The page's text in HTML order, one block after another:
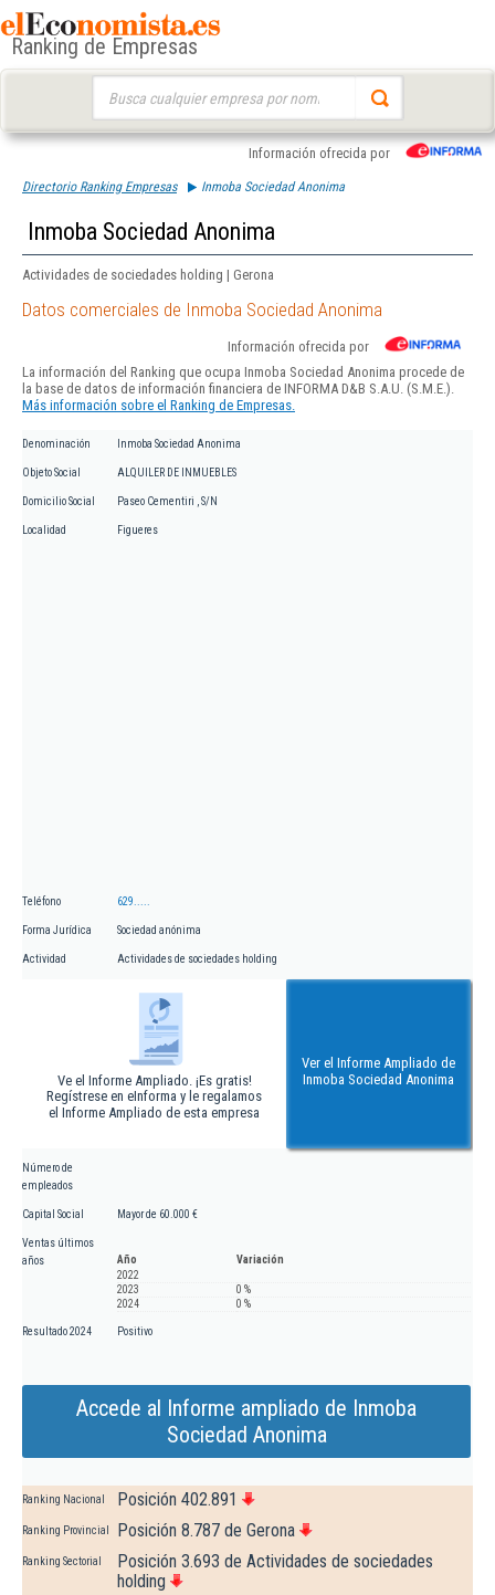
Ranking de Empresas
Información ofrecida por
Directorio Ranking Empresas Inmoba Sociedad Anonima
Inmoba Sociedad Anonima
Actividades de sociedades holding | Gerona
Datos comerciales de Inmoba Sociedad Anonima
Información ofrecida por
La información del Ranking que ocupa Inmoba Sociedad Anonima procede de
la base de datos de información financiera de INFORMA D&B S.A.U. (S.M.E.).
Más información sobre el Ranking de Empresas.
Denominación Inmoba Sociedad Anonima
Objeto Social ALQUILER DE INMUEBLES
Domicilio Social Paseo Cementiri , S/N
Localidad Figueres
Teléfono 629.....
Forma Jurídica Sociedad anónima
Actividad Actividades de sociedades holding
Ve el Informe Ampliado. ¡Es gratis!
Regístrese en eInforma y le regalamos
el Informe Ampliado de esta empresa
Ver el Informe Ampliado de
Inmoba Sociedad Anonima
Número de
empleados
Capital Social Mayor de 60.000 €
Ventas últimos
años
Año
Variación
2022
2023
0 %
2024
0 %
Resultado 2024 Positivo
Accede al Informe ampliado de Inmoba
Sociedad Anonima
Ranking Nacional Posición 402.891
Ranking Provincial Posición 8.787 de Gerona
Ranking Sectorial
Posición 3.693 de Actividades de sociedades
holding